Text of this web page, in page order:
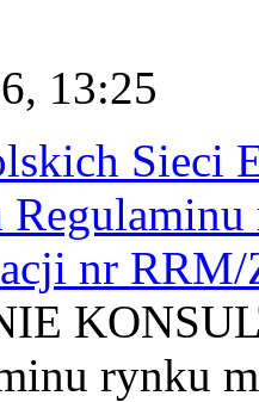
13:25
Sieci
nr
rynku